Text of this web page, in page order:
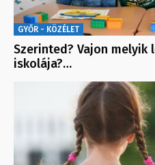
GYŐR - KÖZÉLET
Szerinted? Vajon melyik
iskolája?…